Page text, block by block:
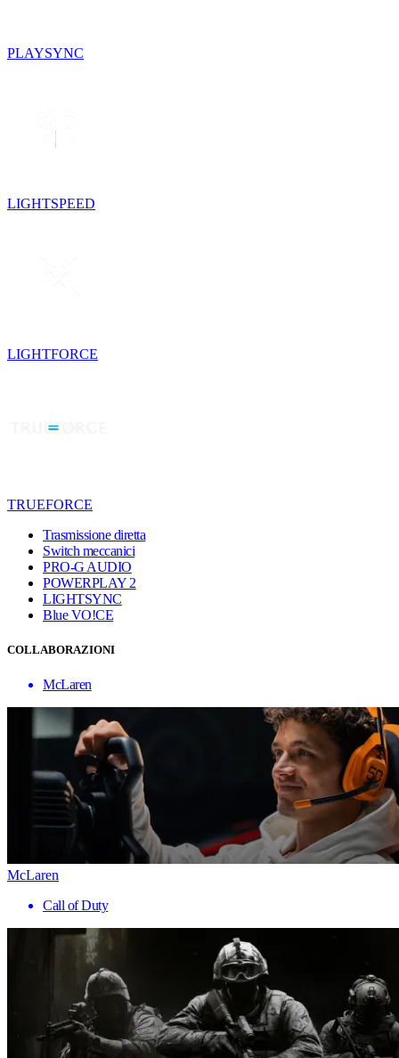
PLAYSYNC
LIGHTSPEED
LIGHTFORCE
TRUEFORCE
Trasmissione diretta
Switch meccanici
PRO-G AUDIO
POWERPLAY 2
LIGHTSYNC
Blue VO!CE
COLLABORAZIONI
McLaren
McLaren
Call of Duty